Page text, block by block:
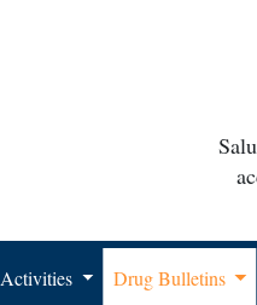
Activities Drug Bulletins